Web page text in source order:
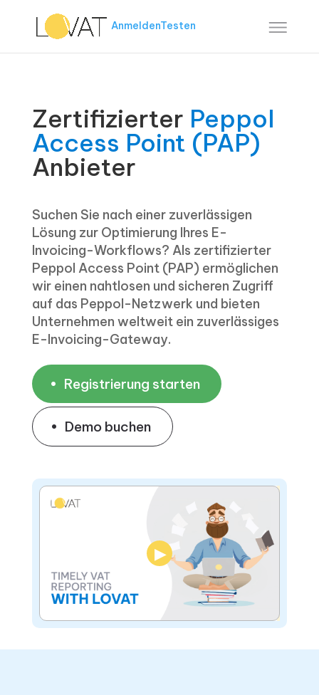
AnmeldenTesten
Zertifizierter Peppol
Access Point (PAP)
Anbieter
Suchen Sie nach einer zuverlässigen
Lösung zur Optimierung Ihres E-
Invoicing-Workflows? Als zertifizierter
Peppol Access Point (PAP) ermöglichen
wir einen nahtlosen und sicheren Zugriff
auf das Peppol-Netzwerk und bieten
Unternehmen weltweit ein zuverlässiges
E-Invoicing-Gateway.
Registrierung starten
Demo buchen
▶